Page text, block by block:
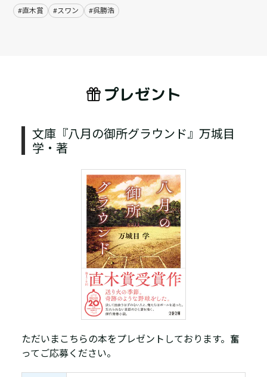
#直木賞 #スワン #呉勝浩
プレゼント
文庫『八月の御所グラウンド』万城目
学・著
ただいまこちらの本をプレゼントしております。奮
ってご応募ください。